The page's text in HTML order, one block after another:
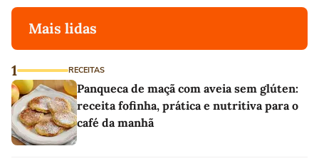
Mais lidas
1 RECEITAS
Panqueca de maçã com aveia sem glúten:
receita fofinha, prática e nutritiva para o
café da manhã